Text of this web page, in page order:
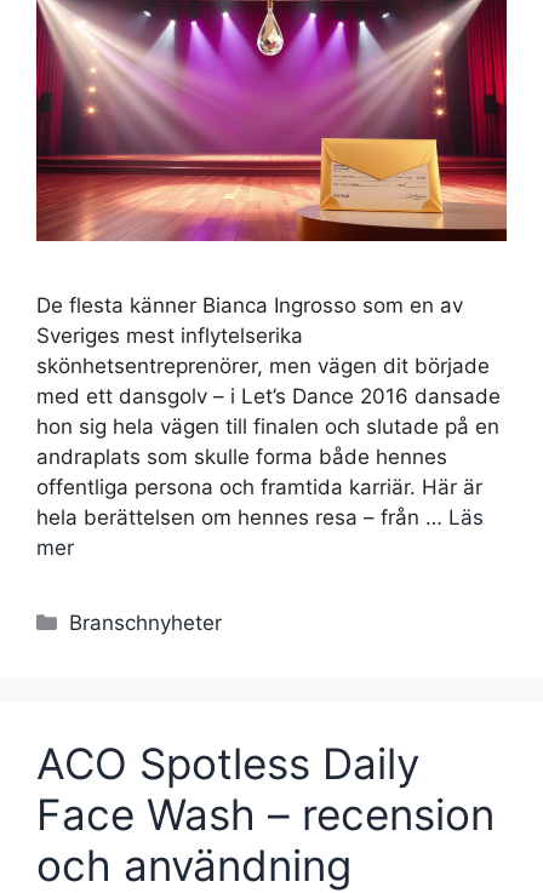
De flesta känner Bianca Ingrosso som en av
Sveriges mest inflytelserika
skönhetsentreprenörer, men vägen dit började
med ett dansgolv – i Let’s Dance 2016 dansade
hon sig hela vägen till finalen och slutade på en
andraplats som skulle forma både hennes
offentliga persona och framtida karriär. Här är
hela berättelsen om hennes resa – från … Läs
mer
Kategorier
Branschnyheter
ACO Spotless Daily
Face Wash – recension
och användning